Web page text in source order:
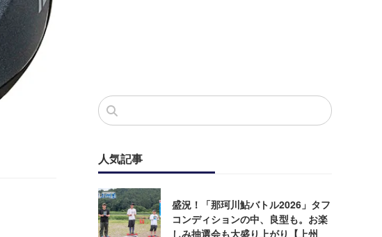
人気記事
盛況！「那珂川鮎バトル2026」タフ
コンディションの中、良型も。お楽
しみ抽選会も大盛り上がり【上州